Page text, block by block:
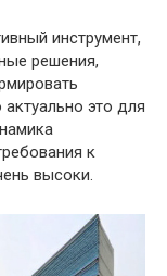
инструмент,
решения,
это для
к
высоки.